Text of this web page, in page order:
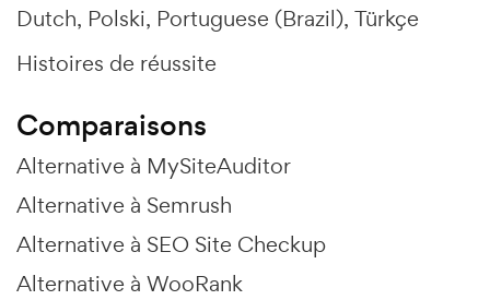
Dutch Polski Portuguese (Brazil) Türkçe
Histoires de réussite
Comparaisons
Alternative à MySiteAuditor
Alternative à Semrush
Alternative à SEO Site Checkup
Alternative à WooRank